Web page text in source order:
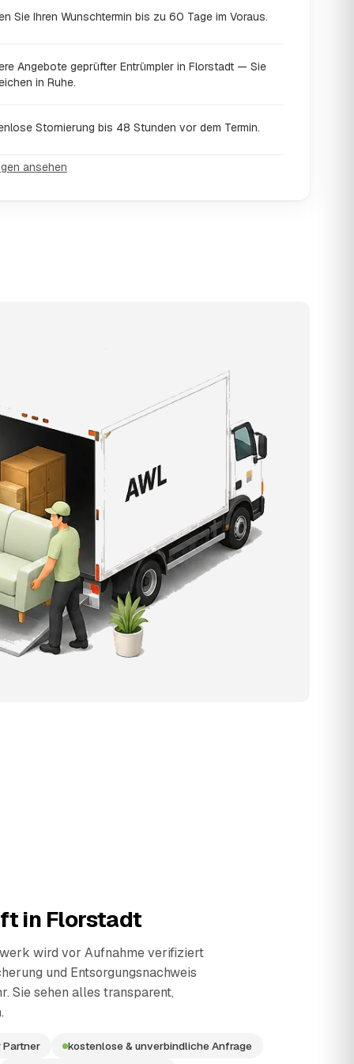
Sie Ihren Wunschtermin bis zu 60 Tage im Voraus.
Angebote geprüfter Entrümpler in Florstadt — Sie
in Ruhe.
Stornierung bis 48 Stunden vor dem Termin.
ansehen
in Florstadt
wird vor Aufnahme verifiziert
und Entsorgungsnachweis
Sie sehen alles transparent,
Partner kostenlose & unverbindliche Anfrage